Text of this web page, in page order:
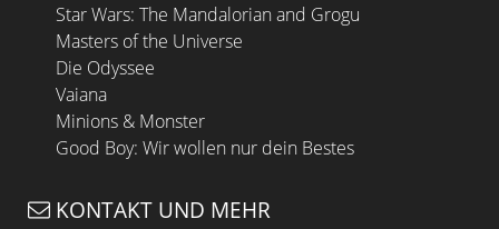
Star Wars: The Mandalorian and Grogu
Masters of the Universe
Die Odyssee
Vaiana
Minions & Monster
Good Boy: Wir wollen nur dein Bestes
KONTAKT UND MEHR